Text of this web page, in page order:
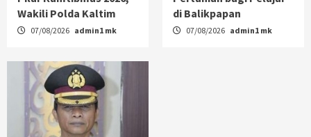
Wakili Polda Kaltim
07/08/2026 admin1 mk
di Balikpapan
07/08/2026 admin1 mk